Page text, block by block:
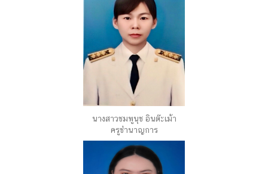
นางสาวชมพูนุช อินต๊ะเม้า
ครูชำนาญการ